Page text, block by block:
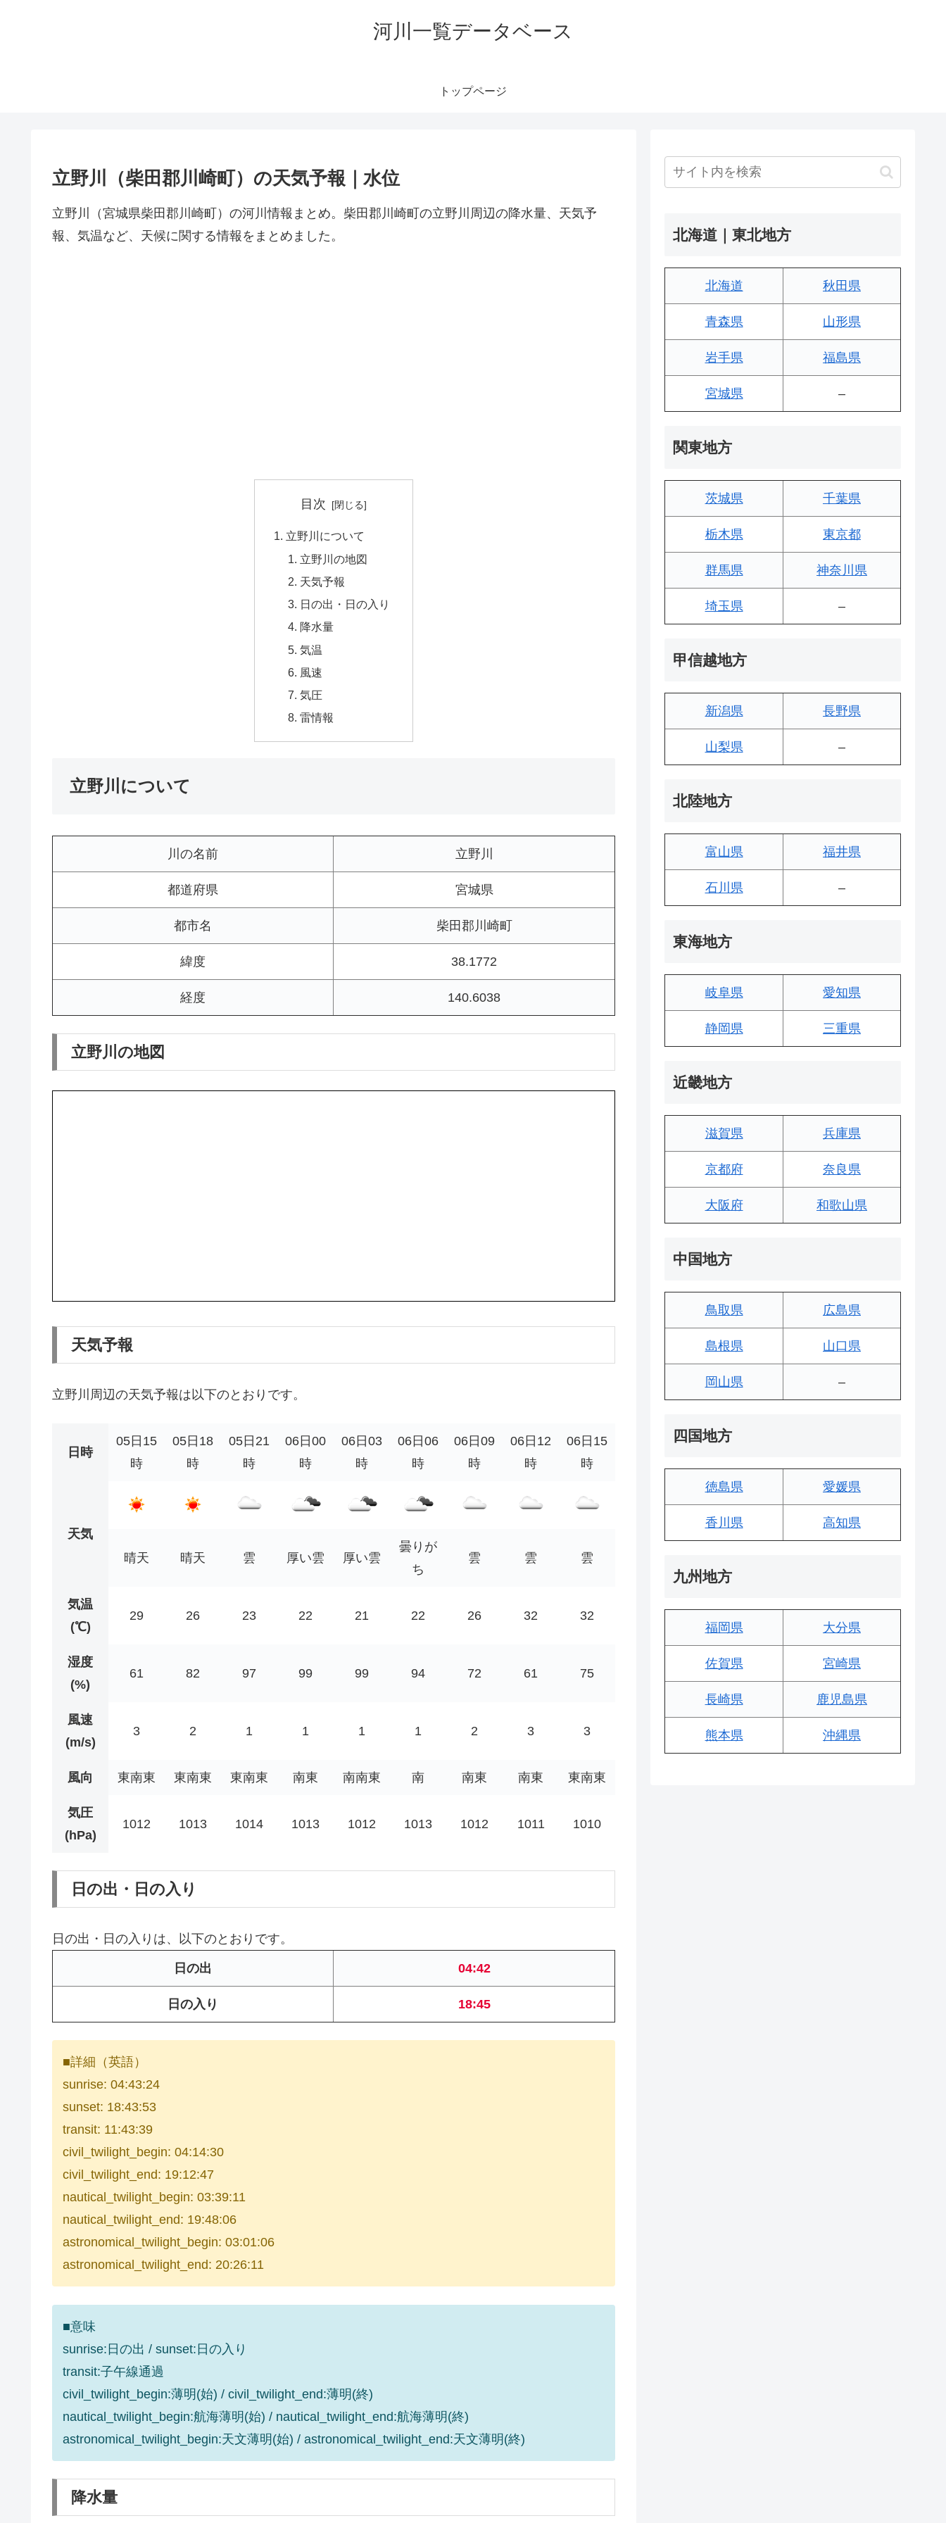
河川一覧データベース
トップページ
立野川（柴田郡川崎町）の天気予報｜水位
立野川（宮城県柴田郡川崎町）の河川情報まとめ。柴田郡川崎町の立野川周辺の降水量、天気予
報、気温など、天候に関する情報をまとめました。
目次
立野川について
立野川の地図
天気予報
日の出・日の入り
降水量
気温
風速
気圧
雷情報
立野川について
川の名前 立野川
都道府県 宮城県
都市名 柴田郡川崎町
緯度 38.1772
経度 140.6038
立野川の地図
天気予報
立野川周辺の天気予報は以下のとおりです。
日時
05日15
時
05日18
時
05日21
時
06日00
時
06日03
時
06日06
時
06日09
時
06日12
時
06日15
時
天気
晴天
晴天 雲 厚い雲 厚い雲
曇りが
ち
雲 雲 雲
気温
(℃)
29 26 23 22 21 22 26 32 32
湿度
(%)
61 82 97 99 99 94 72 61 75
風速
(m/s)
3 2 1 1 1 1 2 3 3
風向 東南東 東南東 東南東 南東 南南東 南 南東 南東 東南東
気圧
(hPa)
1012 1013 1014 1013 1012 1013 1012 1011 1010
日の出・日の入り
日の出・日の入りは、以下のとおりです。
日の出 04:42
日の入り 18:45
■詳細（英語）
sunrise: 04:43:24
sunset: 18:43:53
transit: 11:43:39
civil_twilight_begin: 04:14:30
civil_twilight_end: 19:12:47
nautical_twilight_begin: 03:39:11
nautical_twilight_end: 19:48:06
astronomical_twilight_begin: 03:01:06
astronomical_twilight_end: 20:26:11
■意味
sunrise:日の出 / sunset:日の入り
transit:子午線通過
civil_twilight_begin:薄明(始) / civil_twilight_end:薄明(終)
nautical_twilight_begin:航海薄明(始) / nautical_twilight_end:航海薄明(終)
astronomical_twilight_begin:天文薄明(始) / astronomical_twilight_end:天文薄明(終)
降水量
北海道｜東北地方
北海道 秋田県
青森県 山形県
岩手県 福島県
宮城県 –
関東地方
茨城県 千葉県
栃木県 東京都
群馬県 神奈川県
埼玉県 –
甲信越地方
新潟県 長野県
山梨県 –
北陸地方
富山県 福井県
石川県 –
東海地方
岐阜県 愛知県
静岡県 三重県
近畿地方
滋賀県 兵庫県
京都府 奈良県
大阪府 和歌山県
中国地方
鳥取県 広島県
島根県 山口県
岡山県 –
四国地方
徳島県 愛媛県
香川県 高知県
九州地方
福岡県 大分県
佐賀県 宮崎県
長崎県 鹿児島県
熊本県 沖縄県